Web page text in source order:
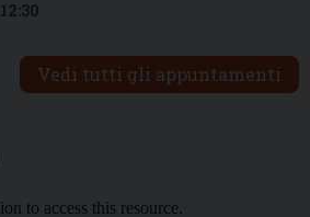
12:30
Vedi tutti gli appuntamenti